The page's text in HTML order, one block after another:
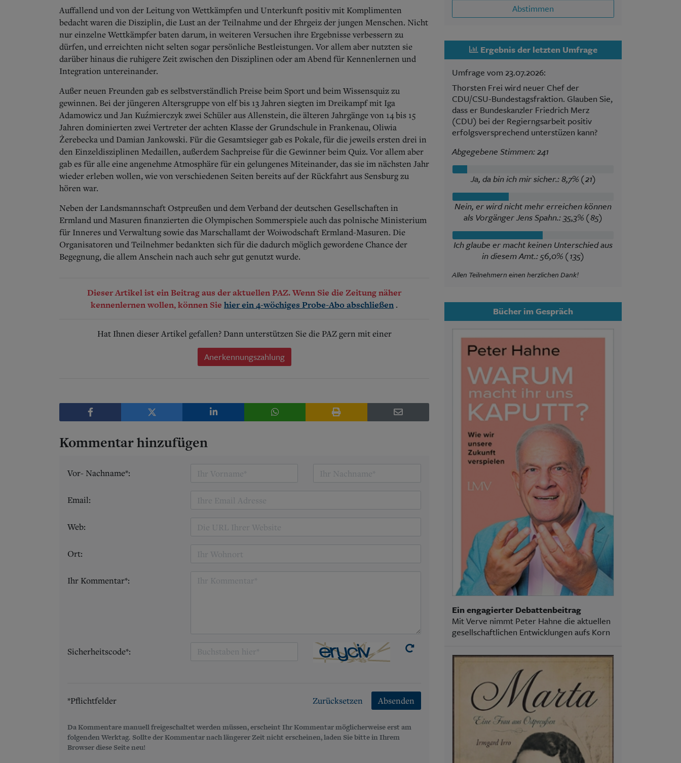
Auffallend und von der Leitung von Wettkämpfen und Unterkunft positiv mit Komplimenten
bedacht waren die Disziplin, die Lust an der Teilnahme und der Ehrgeiz der jungen Menschen. Nicht
nur einzelne Wettkämpfer baten darum, in weiteren Versuchen ihre Ergebnisse verbessern zu
dürfen, und erreichten nicht selten sogar persönliche Bestleistungen. Vor allem aber nutzten sie
darüber hinaus die ruhigere Zeit zwischen den Disziplinen oder am Abend für Kennenlernen und
Integration untereinander.
Außer neuen Freunden gab es selbstverständlich Preise beim Sport und beim Wissensquiz zu
gewinnen. Bei der jüngeren Altersgruppe von elf bis 13 Jahren siegten im Dreikampf mit Iga
Adamowicz und Jan Kuźmierczyk zwei Schüler aus Allenstein, die älteren Jahrgänge von 14 bis 15
Jahren dominierten zwei Vertreter der achten Klasse der Grundschule in Frankenau, Oliwia
Żerebecka und Damian Jankowski. Für die Gesamtsieger gab es Pokale, für die jeweils ersten drei in
den Einzeldisziplinen Medaillen, außerdem Sachpreise für die Gewinner beim Quiz. Vor allem aber
gab es für alle eine angenehme Atmosphäre für ein gelungenes Miteinander, das sie im nächsten Jahr
wieder erleben wollen, wie von verschiedenen Seiten bereits auf der Rückfahrt aus Sensburg zu
hören war.
Neben der Landsmannschaft Ostpreußen und dem Verband der deutschen Gesellschaften in
Ermland und Masuren finanzierten die Olympischen Sommerspiele auch das polnische Ministerium
für Inneres und Verwaltung sowie das Marschallamt der Woiwodschaft Ermland-Masuren. Die
Organisatoren und Teilnehmer bedankten sich für die dadurch möglich gewordene Chance der
Begegnung, die allem Anschein nach auch sehr gut genutzt wurde.
Dieser Artikel ist ein Beitrag aus der aktuellen PAZ. Wenn Sie die Zeitung näher
kennenlernen wollen, können Sie hier ein 4-wöchiges Probe-Abo abschließen .
Hat Ihnen dieser Artikel gefallen? Dann unterstützen Sie die PAZ gern mit einer
Anerkennungszahlung
Kommentar hinzufügen
Vor- Nachname*:
Email:
Web:
Ort:
Ihr Kommentar*:
Sicherheitscode*:
*Pflichtfelder Zurücksetzen Absenden
Da Kommentare manuell freigeschaltet werden müssen, erscheint Ihr Kommentar möglicherweise erst am
folgenden Werktag. Sollte der Kommentar nach längerer Zeit nicht erscheinen, laden Sie bitte in Ihrem
Browser diese Seite neu!
Abstimmen
Ergebnis der letzten Umfrage
Umfrage vom 23.07.2026:
Thorsten Frei wird neuer Chef der
CDU/CSU-Bundestagsfraktion. Glauben Sie,
dass er Bundeskanzler Friedrich Merz
(CDU) bei der Regierngsarbeit positiv
erfolgsversprechend unterstüzen kann?
Abgegebene Stimmen: 241
Ja, da bin ich mir sicher.: 8,7% (21)
Nein, er wird nicht mehr erreichen können
als Vorgänger Jens Spahn.: 35,3% (85)
Ich glaube er macht keinen Unterschied aus
in diesem Amt.: 56,0% (135)
Allen Teilnehmern einen herzlichen Dank!
Bücher im Gespräch
Ein engagierter Debattenbeitrag
Mit Verve nimmt Peter Hahne die aktuellen
gesellschaftlichen Entwicklungen aufs Korn